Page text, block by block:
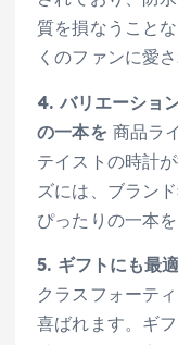
質を損なうこと
くのファンに愛
4. バリエーショ
の一本を 商品ラ
テイストの時計
ズには、ブラン
ぴったりの一本
5. ギフトにも最
クラスフォーテ
喜ばれます。ギ